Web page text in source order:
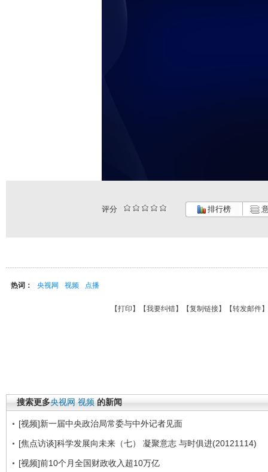
评分 排行榜
热词： 央视网 视频 点播
【打印 】【我要纠错】【复制链接】【转发邮件
搜索更多央视网 视频 的新闻
[视频]新一届中央政治局常委与中外记者见面
[焦点访谈]科学发展向未来（七） 凝聚意志 与时俱进(20121114)
[视频]前10个月全国财政收入超10万亿